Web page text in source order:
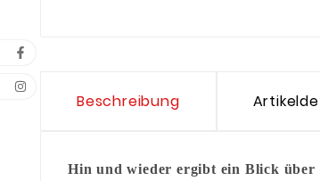
Beschreibung
Hin und wieder ergibt ein Blick über